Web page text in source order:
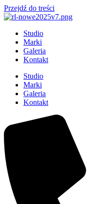
Przejdź do treści
Studio
Marki
Galeria
Kontakt
Studio
Marki
Galeria
Kontakt